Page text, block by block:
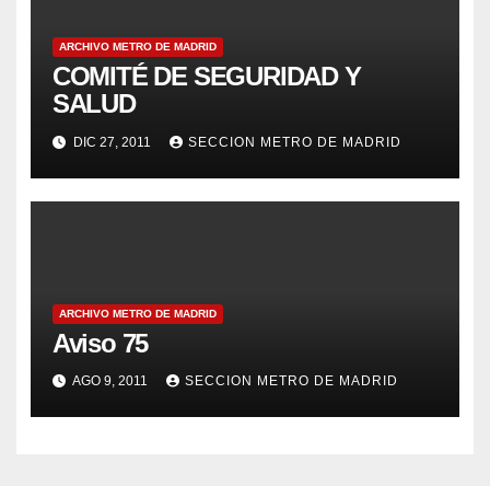
ARCHIVO METRO DE MADRID
COMITÉ DE SEGURIDAD Y
SALUD
DIC 27, 2011 SECCION METRO DE MADRID
ARCHIVO METRO DE MADRID
Aviso 75
AGO 9, 2011 SECCION METRO DE MADRID